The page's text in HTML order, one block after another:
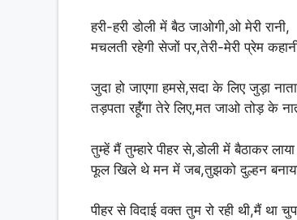
p
p
o
o
k
हरी-हरी डोली में बैठ जाओगी,ओ मेरी रानी,
मचलती रहेगी सेजों पर,तेरी-मेरी प्रेम
जुदा हो जाएगा हमसे,सदा के लिए जुड़ा
तड़पता रहूॅ॑गा तेरे लिए,मत जाओ तोड़ के
तुम्हें मैं तुम्हारे पीहर से,डोली में बैठाकर
फूल खिले थे मन में जब,तुझको दुल्हन
पीहर से विदाई वक्त तुम रो रही थी,मैं था